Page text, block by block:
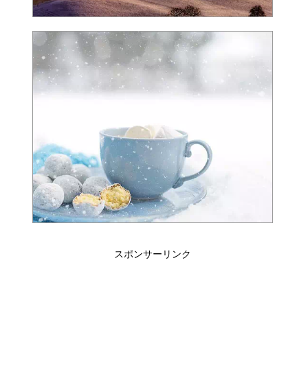
スポンサーリンク